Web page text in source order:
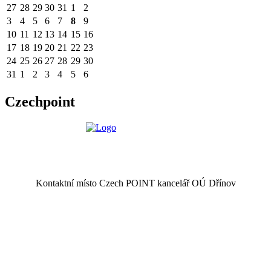
27 28 29 30 31 1
2
3
4 5 6 7 8
9
10 11 12 13 14 15 16
17 18 19 20 21 22 23
24 25 26 27 28 29 30
31 1 2 3 4 5 6
Czechpoint
Kontaktní místo Czech POINT kancelář OÚ Dřínov